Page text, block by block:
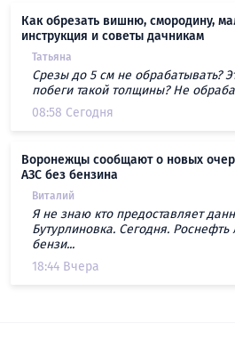
Как обрезать вишню, смородину,
инструкция и советы дачникам
Татьяна
Срезы до 5 см не обрабатывать?
побеги такой толщины? Не
08:58 Сегодня
Воронежцы сообщают о новых
АЗС без бензина
Виталий
Я не знаю кто предоставляет
Бутурлиновка. Сегодня. Роснефть
бензи...
18:44 Вчера